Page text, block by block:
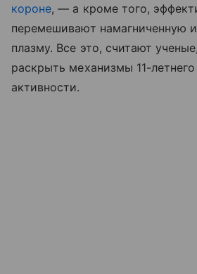
короне, — а кроме того,
перемешивают намагниченную
плазму. Все это, считают
раскрыть механизмы 11-
активности.